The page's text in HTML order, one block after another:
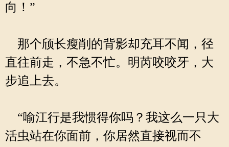
向！”
那个颀长瘦削的背影却充耳不闻，径
直往前走，不急不忙。明芮咬咬牙，大
步追上去。
“喻江行是我惯得你吗？我这么一只大
活虫站在你面前，你居然直接视而不